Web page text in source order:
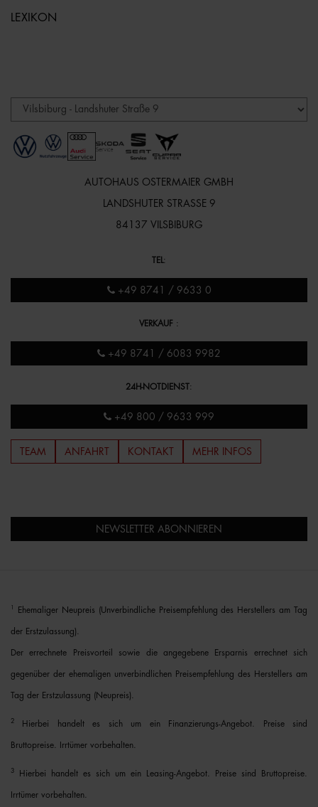
LEXIKON
AUTOHAUS OSTERMAIER GMBH
LANDSHUTER STRASSE 9
84137 VILSBIBURG
TEL :
+49 8741 / 9633 0
VERKAUF :
+49 8741 / 6083 9982
24H-NOTDIENST:
+49 800 / 9633 999
TEAM ANFAHRT KONTAKT MEHR INFOS
NEWSLETTER ABONNIEREN
Ehemaliger Neupreis (Unverbindliche Preisempfehlung des Herstellers am Tag
der Erstzulassung).
Der errechnete Preisvorteil sowie die angegebene Ersparnis errechnet sich
gegenüber der ehemaligen unverbindlichen Preisempfehlung des Herstellers am
Tag der Erstzulassung (Neupreis).
2 Hierbei handelt es sich um ein Finanzierungs-Angebot. Preise sind
Bruttopreise. Irrtümer vorbehalten.
3 Hierbei handelt es sich um ein Leasing-Angebot. Preise sind Bruttopreise.
Irrtümer vorbehalten.